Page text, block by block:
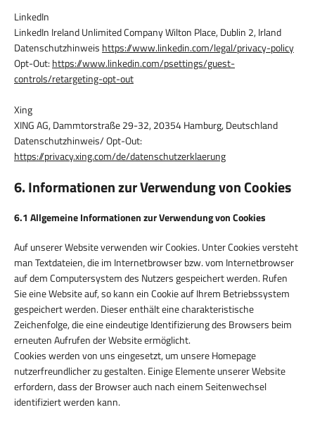
LinkedIn
LinkedIn Ireland Unlimited Company Wilton Place, Dublin 2, Irland
Datenschutzhinweis https://www.linkedin.com/legal/privacy-policy
Opt-Out: https://www.linkedin.com/psettings/guest-
controls/retargeting-opt-out
Xing
XING AG, Dammtorstraße 29-32, 20354 Hamburg, Deutschland
Datenschutzhinweis/ Opt-Out:
https://privacy.xing.com/de/datenschutzerklaerung
6. Informationen zur Verwendung von Cookies
6.1 Allgemeine Informationen zur Verwendung von Cookies
Auf unserer Website verwenden wir Cookies. Unter Cookies versteht
man Textdateien, die im Internetbrowser bzw. vom Internetbrowser
auf dem Computersystem des Nutzers gespeichert werden. Rufen
Sie eine Website auf, so kann ein Cookie auf Ihrem Betriebssystem
gespeichert werden. Dieser enthält eine charakteristische
Zeichenfolge, die eine eindeutige Identifizierung des Browsers beim
erneuten Aufrufen der Website ermöglicht.
Cookies werden von uns eingesetzt, um unsere Homepage
nutzerfreundlicher zu gestalten. Einige Elemente unserer Website
erfordern, dass der Browser auch nach einem Seitenwechsel
identifiziert werden kann.